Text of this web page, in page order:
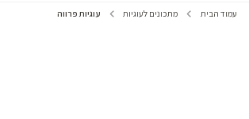
עמוד הבית מתכונים לעוגיות עוגיות פרווה